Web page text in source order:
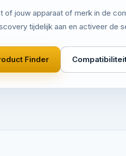
of jouw apparaat of merk in de
tijdelijk aan en activeer de
Finder